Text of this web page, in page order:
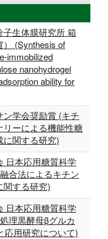
生体膜研究所 箱
(Synthesis of
immobilized
nanohydrogel
ability for
学会奨励賞 (キチ
リーによる機能性糖
関する研究)
日本応用糖質科学
合法によるキチン
関する研究)
日本応用糖質科学
理黒酵母βグルカ
応用研究について)